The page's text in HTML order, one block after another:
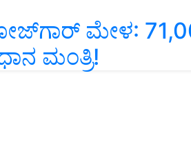
ಮೇಳ:
ಮಂತ್ರಿ!